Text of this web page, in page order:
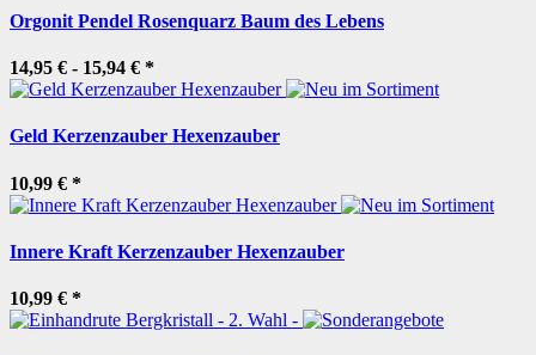
Orgonit Pendel Rosenquarz Baum des Lebens
14,95 € - 15,94 € *
Geld Kerzenzauber Hexenzauber
10,99 € *
Innere Kraft Kerzenzauber Hexenzauber
10,99 € *